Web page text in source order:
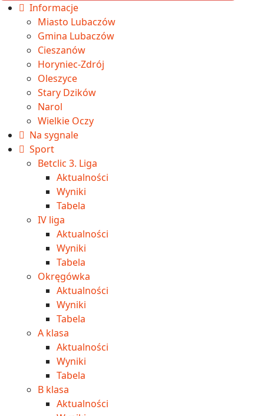
Informacje
Miasto Lubaczów
Gmina Lubaczów
Cieszanów
Horyniec-Zdrój
Oleszyce
Stary Dzików
Narol
Wielkie Oczy
Na sygnale
Sport
Betclic 3. Liga
Aktualności
Wyniki
Tabela
IV liga
Aktualności
Wyniki
Tabela
Okręgówka
Aktualności
Wyniki
Tabela
A klasa
Aktualności
Wyniki
Tabela
B klasa
Aktualności